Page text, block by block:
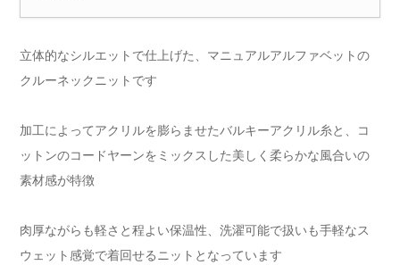
立体的なシルエットで仕上げた、マニュアルアルファベットの
クルーネックニットです
加工によってアクリルを膨らませたバルキーアクリル糸と、コ
ットンのコードヤーンをミックスした美しく柔らかな風合いの
素材感が特徴
肉厚ながらも軽さと程よい保温性、洗濯可能で扱いも手軽なス
ウェット感覚で着回せるニットとなっています